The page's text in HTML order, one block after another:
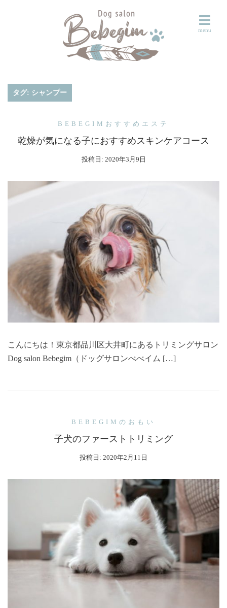
キ
タグ: シャンプー
BEBEGIMおすすめエステ
乾燥が気になる子におすすめスキンケアコース
投稿日: 2020年3月9日
こんにちは！東京都品川区大井町にあるトリミングサロン
Dog salon Bebegim（ドッグサロンべべイム […]
BEBEGIMのおもい
子犬のファーストトリミング
投稿日: 2020年2月11日